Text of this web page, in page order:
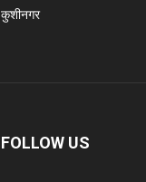
कुशीनगर
FOLLOW US